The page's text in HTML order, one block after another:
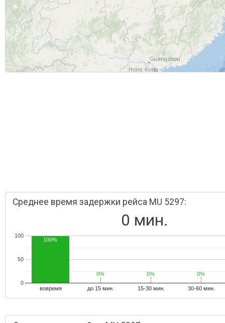
Среднее время задержки рейса MU 5297:
0 мин.
вовремя до 15 мин. 15-30 мин. 30-60 мин.
0
50
100
100%
0%
0% 0%
0% 0%
0%